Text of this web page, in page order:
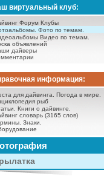
виртуальный клуб:
Форум Клубы
Фото по темам.
Видео по темам.
объявлений
дайверы
информация:
для дайвинга.
Погода в мире.
рыб
Книги о дайвинге.
словарь (3165 слов)
Знаки.